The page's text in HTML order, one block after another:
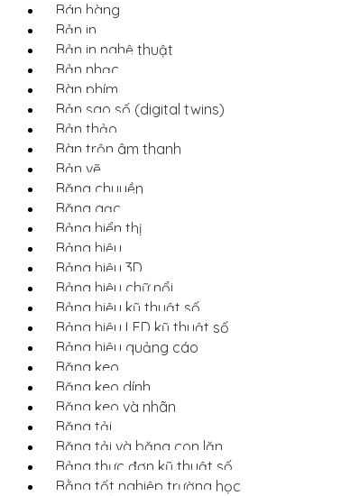
Bán hàng
Bản in
Bản in nghệ thuật
Bản nhạc
Bàn phím
Bản sao số (digital twins)
Bản thảo
Bàn trộn âm thanh
Bản vẽ
Băng chuyền
Băng gạc
Bảng hiển thị
Bảng hiệu
Bảng hiệu 3D
Bảng hiệu chữ nổi
Bảng hiệu kỹ thuật số
Bảng hiệu LED kỹ thuật số
Bảng hiệu quảng cáo
Băng keo
Băng keo dính
Băng keo và nhãn
Băng tải
Băng tải và băng con lăn
Bảng thực đơn kỹ thuật số
Bằng tốt nghiệp trường học